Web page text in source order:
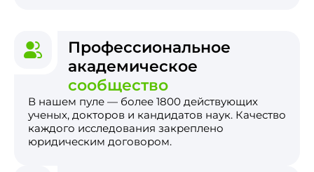
Профессиональное
академическое
сообщество
В нашем пуле — более 1800 действующих
ученых, докторов и кандидатов наук. Качество
каждого исследования закреплено
юридическим договором.